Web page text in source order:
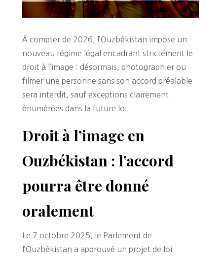
À compter de 2026, l’Ouzbékistan impose un
nouveau régime légal encadrant strictement le
droit à l’image : désormais, photographier ou
filmer une personne sans son accord préalable
sera interdit, sauf exceptions clairement
énumérées dans la future loi.
Droit à l’image en
Ouzbékistan : l’accord
pourra être donné
oralement
Le 7 octobre 2025, le Parlement de
l’Ouzbékistan a approuvé un projet de loi